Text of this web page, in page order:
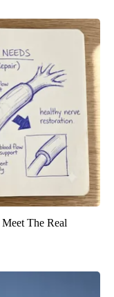
The Real